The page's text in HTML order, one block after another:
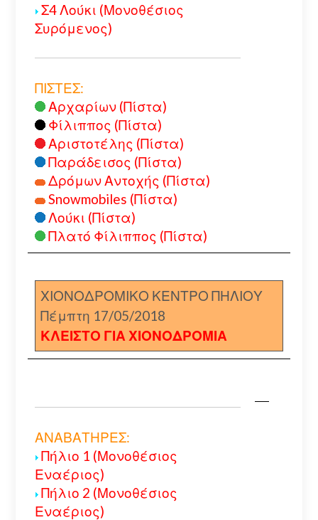
Σ4 Λούκι (Μονοθέσιος
Συρόμενος)
ΠΙΣΤΕΣ:
Αρχαρίων (Πίστα)
Φίλιππος (Πίστα)
Αριστοτέλης (Πίστα)
Παράδεισος (Πίστα)
Δρόμων Αντοχής (Πίστα)
Snowmobiles (Πίστα)
Λούκι (Πίστα)
Πλατό Φίλιππος (Πίστα)
ΧΙΟΝΟΔΡΟΜΙΚΟ ΚΕΝΤΡΟ ΠΗΛΙΟΥ
Πέμπτη 17/05/2018
ΚΛΕΙΣΤΟ ΓΙΑ ΧΙΟΝΟΔΡΟΜΙΑ
ΑΝΑΒΑΤΗΡΕΣ:
Πήλιο 1 (Μονοθέσιος
Εναέριος)
Πήλιο 2 (Μονοθέσιος
Εναέριος)